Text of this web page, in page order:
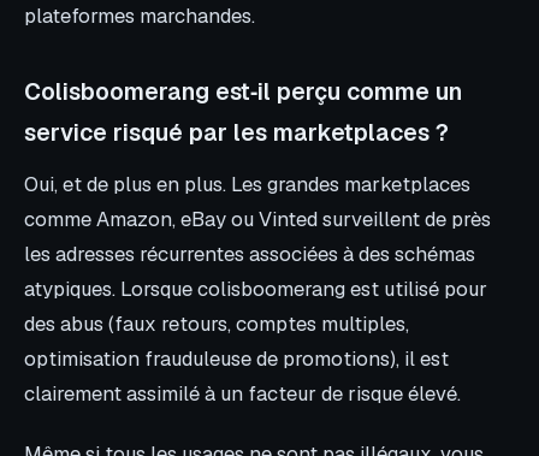
plateformes marchandes.
Colisboomerang est‑il perçu comme un
service risqué par les marketplaces ?
Oui, et de plus en plus. Les grandes marketplaces
comme Amazon, eBay ou Vinted surveillent de près
les adresses récurrentes associées à des schémas
atypiques. Lorsque colisboomerang est utilisé pour
des abus (faux retours, comptes multiples,
optimisation frauduleuse de promotions), il est
clairement assimilé à un facteur de risque élevé.